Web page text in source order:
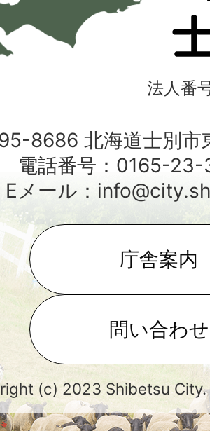
別
市
法人番
8686 北海道士別市
電話番号：0165-23-
Eメール：
庁舎案内
問い合わせ
(c) 2023 Shibetsu City.